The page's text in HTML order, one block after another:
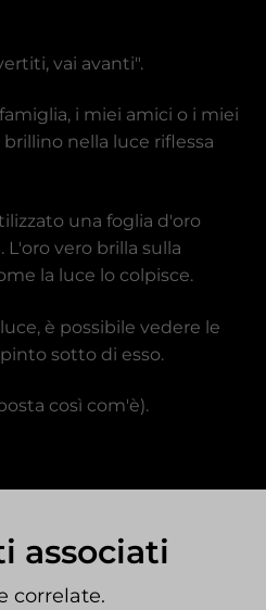
vai avanti".
i miei amici o i miei
nella luce riflessa
una foglia d'oro
vero brilla sulla
la luce lo colpisce.
è possibile vedere le
sotto di esso.
così com'è).
associati
correlate.